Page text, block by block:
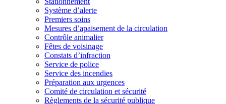
Système d’alerte
Premiers soins
Mesures d’apaisement de la circulation
Contrôle animalier
Fêtes de voisinage
Constats d’infraction
Service de police
Service des incendies
Préparation aux urgences
Comité de circulation et sécurité
Règlements de la sécurité publique